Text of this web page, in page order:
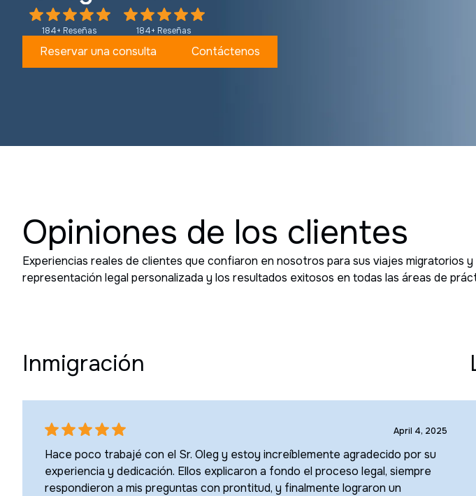
Reseñas 184+ Reseñas
una consulta Contáctenos
Opiniones de los clientes
Experiencias reales de clientes que confiaron en nosotros para sus viajes
representación legal personalizada y los resultados exitosos en todas las áreas de
Inmigración
April 4, 2025
Hace poco trabajé con el Sr. Oleg y estoy increíblemente agradecido por su
experiencia y dedicación. Ellos explicaron a fondo el proceso legal, siempre
respondieron a mis preguntas con prontitud, y finalmente lograron un